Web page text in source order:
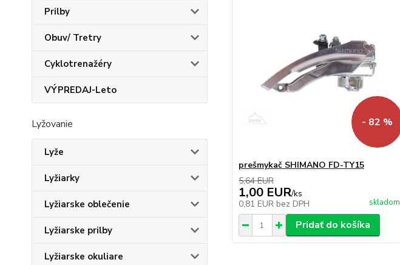
Prilby
Obuv/ Tretry
Cyklotrenažéry
VÝPREDAJ-Leto
Lyžovanie
Lyže
Lyžiarky
Lyžiarske oblečenie
Lyžiarske prilby
Lyžiarske okuliare
- 82 %
prešmykač SHIMANO FD-TY15
5,64 EUR
1,00 EUR/ks
0,81 EUR bez DPH skladom
Pridať do košíka